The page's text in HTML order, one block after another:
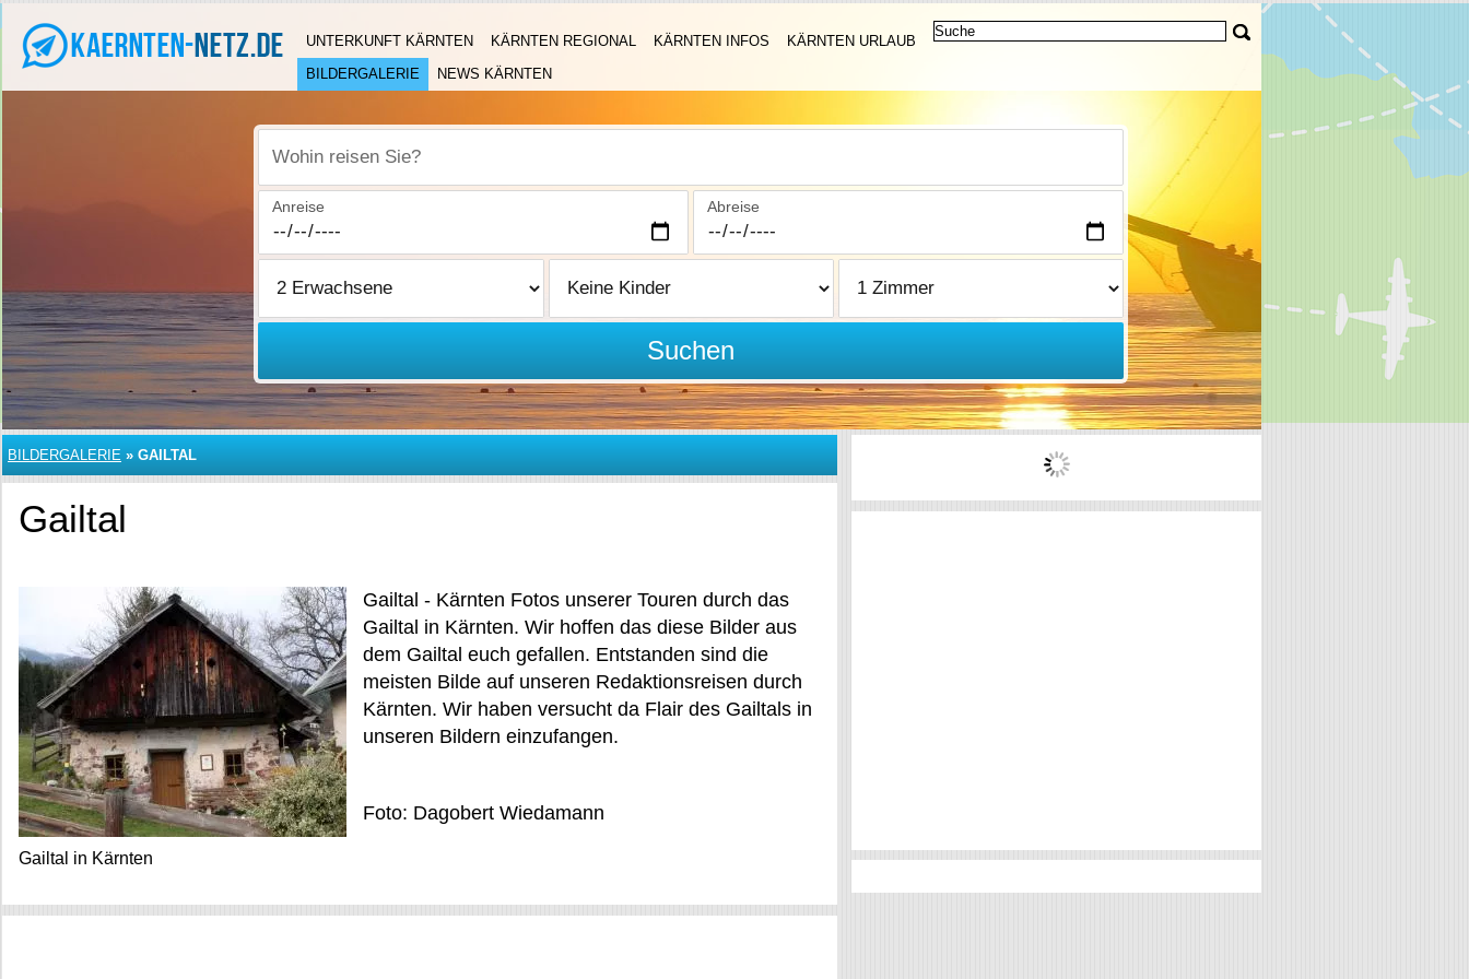
UNTERKUNFT KÄRNTEN KÄRNTEN REGIONAL KÄRNTEN INFOS
KÄRNTEN URLAUB
BILDERGALERIE
NEWS KÄRNTEN
Wohin reisen Sie?
Anreise Abreise
Suchen
BILDERGALERIE » GAILTAL
Gailtal
Gailtal in Kärnten
Gailtal - Kärnten Fotos unserer Touren durch das
Gailtal in Kärnten. Wir hoffen das diese Bilder aus
dem Gailtal euch gefallen. Entstanden sind die
meisten Bilde auf unseren Redaktionsreisen durch
Kärnten. Wir haben versucht da Flair des Gailtals in
unseren Bildern einzufangen.
Foto: Dagobert Wiedamann